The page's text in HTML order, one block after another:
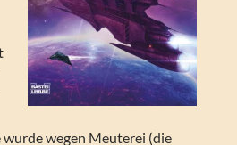
wegen Meuterei (die